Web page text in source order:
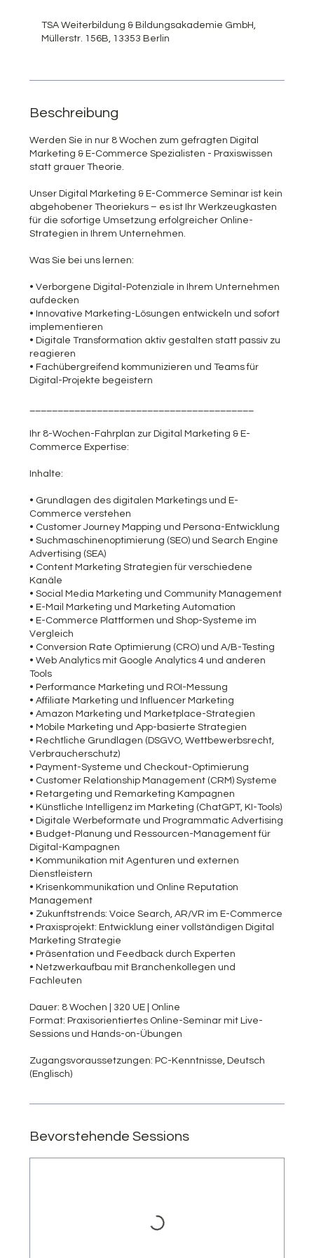
o
n
n
1
5
u
n
i
TSA Weiterbildung & Bildungsakademie GmbH,
Müllerstr. 156B, 13353 Berlin
Beschreibung
Werden Sie in nur 8 Wochen zum gefragten Digital
Marketing & E-Commerce Spezialisten - Praxiswissen
statt grauer Theorie.
Unser Digital Marketing & E-Commerce Seminar ist kein
abgehobener Theoriekurs – es ist Ihr Werkzeugkasten
für die sofortige Umsetzung erfolgreicher Online-
Strategien in Ihrem Unternehmen.
Was Sie bei uns lernen:
• Verborgene Digital-Potenziale in Ihrem Unternehmen
aufdecken
• Innovative Marketing-Lösungen entwickeln und sofort
implementieren
• Digitale Transformation aktiv gestalten statt passiv zu
reagieren
• Fachübergreifend kommunizieren und Teams für
Digital-Projekte begeistern
Ihr 8-Wochen-Fahrplan zur Digital Marketing & E-
Commerce Expertise:
Inhalte:
• Grundlagen des digitalen Marketings und E-
Commerce verstehen
• Customer Journey Mapping und Persona-Entwicklung
• Suchmaschinenoptimierung (SEO) und Search Engine
Advertising (SEA)
• Content Marketing Strategien für verschiedene
Kanäle
• Social Media Marketing und Community Management
• E-Mail Marketing und Marketing Automation
• E-Commerce Plattformen und Shop-Systeme im
Vergleich
• Conversion Rate Optimierung (CRO) und A/B-Testing
• Web Analytics mit Google Analytics 4 und anderen
Tools
• Performance Marketing und ROI-Messung
• Affiliate Marketing und Influencer Marketing
• Amazon Marketing und Marketplace-Strategien
• Mobile Marketing und App-basierte Strategien
• Rechtliche Grundlagen (DSGVO, Wettbewerbsrecht,
Verbraucherschutz)
• Payment-Systeme und Checkout-Optimierung
• Customer Relationship Management (CRM) Systeme
• Retargeting und Remarketing Kampagnen
• Künstliche Intelligenz im Marketing (ChatGPT, KI-Tools)
• Digitale Werbeformate und Programmatic Advertising
• Budget-Planung und Ressourcen-Management für
Digital-Kampagnen
• Kommunikation mit Agenturen und externen
Dienstleistern
• Krisenkommunikation und Online Reputation
Management
• Zukunftstrends: Voice Search, AR/VR im E-Commerce
• Praxisprojekt: Entwicklung einer vollständigen Digital
Marketing Strategie
• Präsentation und Feedback durch Experten
• Netzwerkaufbau mit Branchenkollegen und
Fachleuten
Dauer: 8 Wochen | 320 UE | Online
Format: Praxisorientiertes Online-Seminar mit Live-
Sessions und Hands-on-Übungen
Zugangsvoraussetzungen: PC-Kenntnisse, Deutsch
(Englisch)
Bevorstehende Sessions